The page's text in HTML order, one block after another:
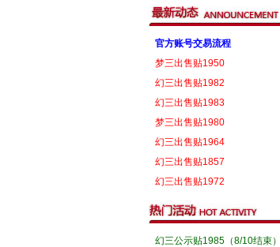
官方账号交易流程
梦三出售贴1950
幻三出售贴1982
幻三出售贴1983
梦三出售贴1980
幻三出售贴1964
幻三出售贴1857
幻三出售贴1972
幻三公示贴1985（8/10结束）